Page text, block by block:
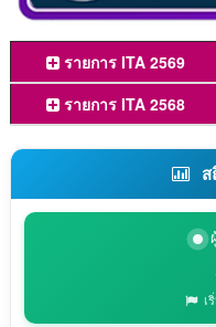
รายการ ITA 2569
รายการ ITA 2568
เ